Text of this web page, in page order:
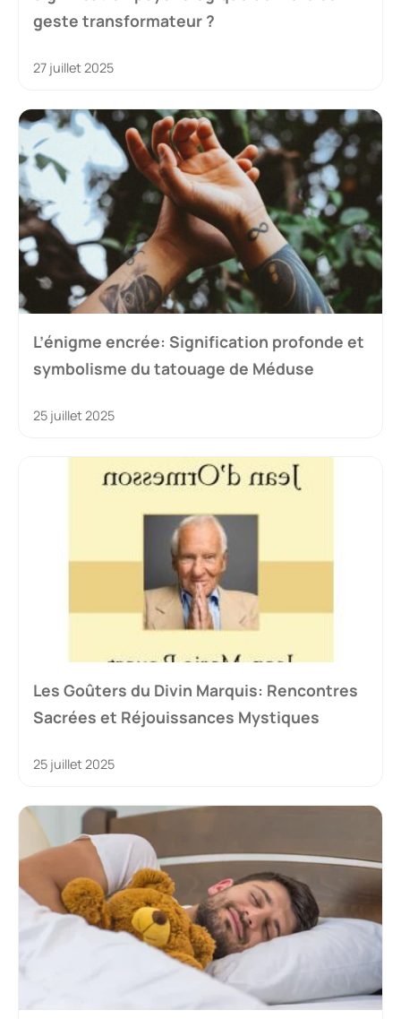
geste transformateur ?
27 juillet 2025
L’énigme encrée: Signification profonde et
symbolisme du tatouage de Méduse
25 juillet 2025
Les Goûters du Divin Marquis: Rencontres
Sacrées et Réjouissances Mystiques
25 juillet 2025